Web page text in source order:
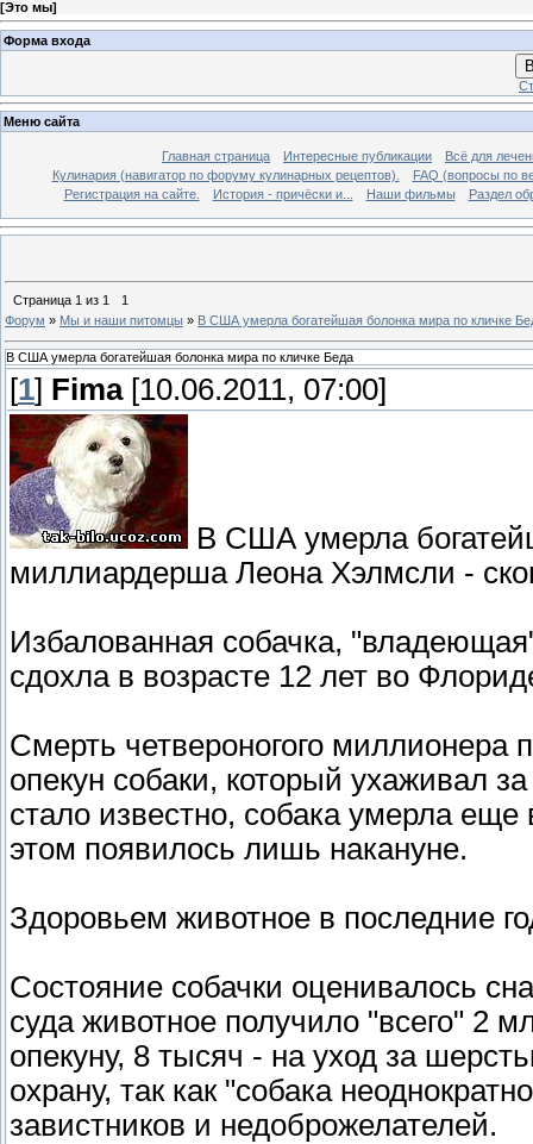
[Это мы]
Форма входа
Меню сайта
Главная страница Интересные публикации
Всё для
Кулинария (навигатор по форуму кулинарных рецептов).
FAQ (вопросы по
Регистрация на сайте.
История - причёски и... Наши фильмы Раздел
Страница 1 из 1
1
Форум » Мы и наши питомцы » В США умерла богатейшая болонка мира по кличке
В США умерла богатейшая болонка мира по кличке Беда
[1] Fima[10.06.2011, 07:00]
В США умерла
миллиардерша Леона Хэлмсли -
Избалованная собачка,
сдохла в возрасте 12 лет во
Смерть четвероногого миллионера
опекун собаки, который ухаживал
стало известно, собака умерла
этом появилось лишь накануне.
Здоровьем животное в последние
Состояние собачки оценивалось
суда животное получило "всего" 2
опекуну, 8 тысяч - на уход за
охрану, так как "собака
завистников и недоброжелателей.